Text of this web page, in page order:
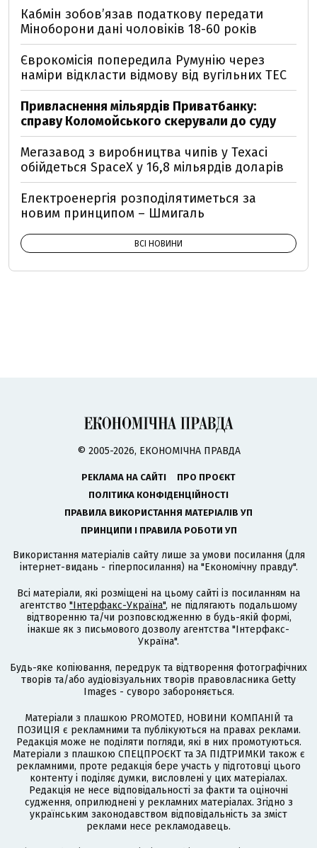
Кабмін зобовʼязав податкову передати
Міноборони дані чоловіків 18-60 років
Єврокомісія попередила Румунію через
наміри відкласти відмову від вугільних ТЕС
Привласнення мільярдів Приватбанку:
справу Коломойського скерували до суду
Мегазавод з виробництва чипів у Техасі
обійдеться SpaceX у 16,8 мільярдів доларів
Електроенергія розподілятиметься за
новим принципом – Шмигаль
ВСІ НОВИНИ
© 2005-2026, ЕКОНОМІЧНА ПРАВДА
РЕКЛАМА НА САЙТІ
ПРО ПРОЄКТ
ПОЛІТИКА КОНФІДЕНЦІЙНОСТІ
ПРАВИЛА ВИКОРИСТАННЯ МАТЕРІАЛІВ УП
ПРИНЦИПИ І ПРАВИЛА РОБОТИ УП
Використання матеріалів сайту лише за умови посилання (для
інтернет-видань - гіперпосилання) на "Економічну правду".
Всі матеріали, які розміщені на цьому сайті із посиланням на
агентство "Інтерфакс-Україна", не підлягають подальшому
відтворенню та/чи розповсюдженню в будь-якій формі,
інакше як з письмового дозволу агентства "Інтерфакс-
Україна".
Будь-яке копіювання, передрук та відтворення фотографічних
творів та/або аудіовізуальних творів правовласника Getty
Images - суворо забороняється.
Матеріали з плашкою PROMOTED, НОВИНИ КОМПАНІЙ та
ПОЗИЦІЯ є рекламними та публікуються на правах реклами.
Редакція може не поділяти погляди, які в них промотуються.
Матеріали з плашкою СПЕЦПРОЄКТ та ЗА ПІДТРИМКИ також є
рекламними, проте редакція бере участь у підготовці цього
контенту і поділяє думки, висловлені у цих матеріалах.
Редакція не несе відповідальності за факти та оціночні
судження, оприлюднені у рекламних матеріалах. Згідно з
українським законодавством відповідальність за зміст
реклами несе рекламодавець.